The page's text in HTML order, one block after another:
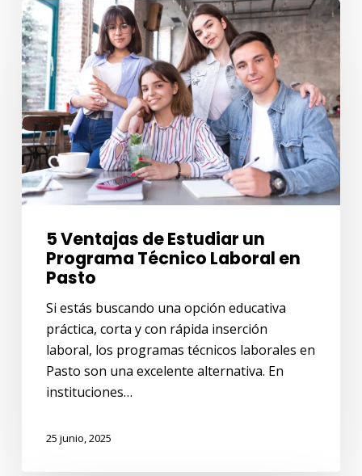
5
Ventajas
de
Estudiar
un
Programa
Técnico
Laboral
en
Pasto
5 Ventajas de Estudiar un
Programa Técnico Laboral en
Pasto
Si estás buscando una opción educativa
práctica, corta y con rápida inserción
laboral, los programas técnicos laborales en
Pasto son una excelente alternativa. En
instituciones…
25 junio, 2025